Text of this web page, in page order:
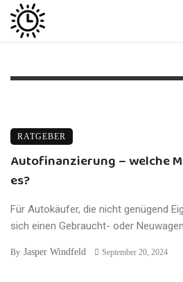
RATGEBER
Autofinanzierung – welche
es?
Für Autokäufer, die nicht genügend
sich einen Gebraucht- oder
By Jasper Windfeld September 20, 2024